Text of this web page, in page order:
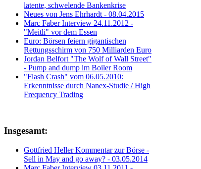
latente, schwelende Bankenkrise
Neues von Jens Ehrhardt - 08.04.2015
Marc Faber Interview 24.11.2012 -
"Meitli" vor dem Essen
Euro: Börsen feiern gigantischen
Rettungsschirm von 750 Milliarden Euro
Jordan Belfort "The Wolf of Wall Street"
- Pump and dump im Boiler Room
"Flash Crash" vom 06.05.2010:
Erkenntnisse durch Nanex-Studie / High
Frequency Trading
Insgesamt:
Gottfried Heller Kommentar zur Börse -
Sell in May and go away? - 03.05.2014